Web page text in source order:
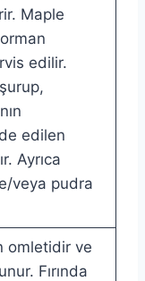
Maple
edilir.
edilen
Ayrıca
veya pudra
omletidir ve
Fırında